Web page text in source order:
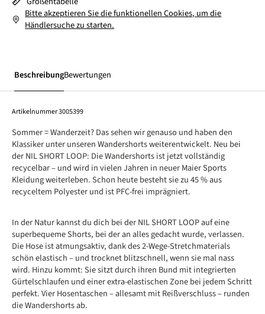
Bitte akzeptieren Sie die funktionellen Cookies, um die
Händlersuche zu starten.
BeschreibungBewertungen
Artikelnummer3005399
Sommer = Wanderzeit? Das sehen wir genauso und haben den
Klassiker unter unseren Wandershorts weiterentwickelt. Neu bei
der NIL SHORT LOOP: Die Wandershorts ist jetzt vollständig
recycelbar – und wird in vielen Jahren in neuer Maier Sports
Kleidung weiterleben. Schon heute besteht sie zu 45 % aus
recyceltem Polyester und ist PFC-frei imprägniert.
In der Natur kannst du dich bei der NIL SHORT LOOP auf eine
superbequeme Shorts, bei der an alles gedacht wurde, verlassen.
Die Hose ist atmungsaktiv, dank des 2-Wege-Stretchmaterials
schön elastisch – und trocknet blitzschnell, wenn sie mal nass
wird. Hinzu kommt: Sie sitzt durch ihren Bund mit integrierten
Gürtelschlaufen und einer extra-elastischen Zone bei jedem Schritt
perfekt. Vier Hosentaschen – allesamt mit Reißverschluss – runden
die Wandershorts ab.